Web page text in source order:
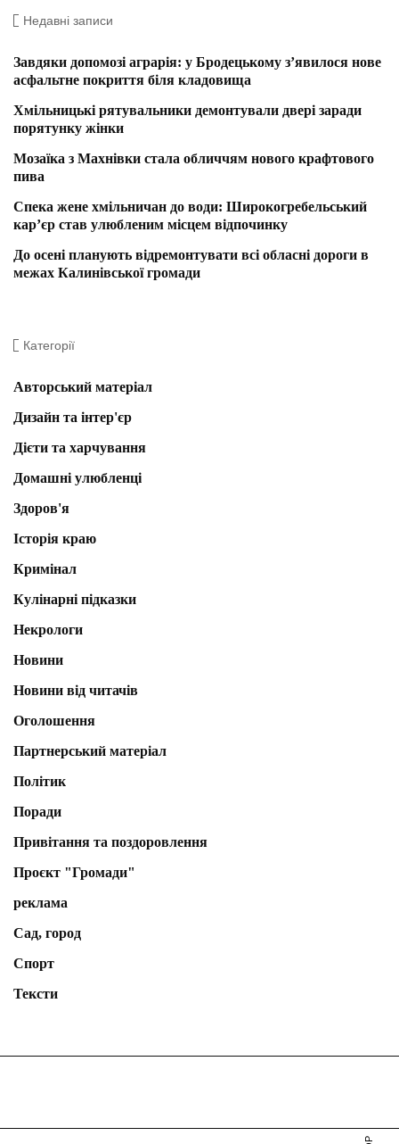
Недавні записи
Завдяки допомозі аграрія: у Бродецькому з’явилося нове
асфальтне покриття біля кладовища
Хмільницькі рятувальники демонтували двері заради
порятунку жінки
Мозаїка з Махнівки стала обличчям нового крафтового
пива
Спека жене хмільничан до води: Широкогребельський
кар’єр став улюбленим місцем відпочинку
До осені планують відремонтувати всі обласні дороги в
межах Калинівської громади
Категорії
Авторський матеріал
Дизайн та інтер'єр
Дієти та харчування
Домашні улюбленці
Здоров'я
Історія краю
Кримінал
Кулінарні підказки
Некрологи
Новини
Новини від читачів
Оголошення
Партнерський матеріал
Політик
Поради
Привітання та поздоровлення
Проєкт "Громади"
реклама
Сад, город
Спорт
Тексти